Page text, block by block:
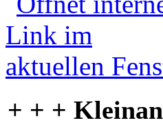
+ + +